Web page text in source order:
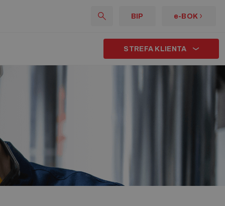
BIP e-BOK
STREFA KLIENTA